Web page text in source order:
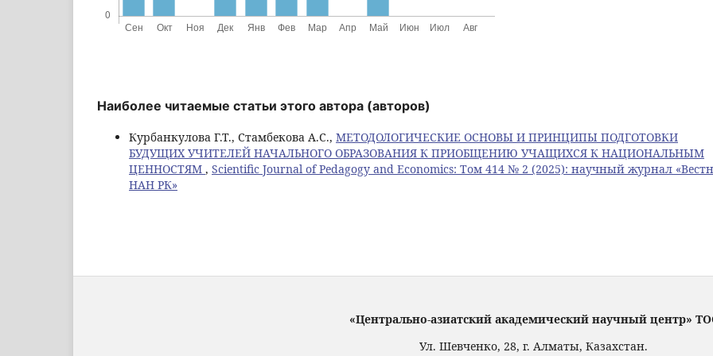
Наиболее читаемые статьи этого автора (авторов)
Курбанкулова Г.Т., Стамбекова А.С., МЕТОДОЛОГИЧЕСКИЕ ОСНОВЫ И ПРИНЦИПЫ ПОДГОТОВКИ
БУДУЩИХ УЧИТЕЛЕЙ НАЧАЛЬНОГО ОБРАЗОВАНИЯ К ПРИОБЩЕНИЮ УЧАЩИХСЯ К НАЦИОНАЛЬНЫМ
ЦЕННОСТЯМ , Scientific Journal of Pedagogy and Economics: Том 414 № 2 (2025): научный журнал
НАН РК»
«Центрально-азиатский академический научный центр»
Ул. Шевченко, 28, г. Алматы, Казахстан.